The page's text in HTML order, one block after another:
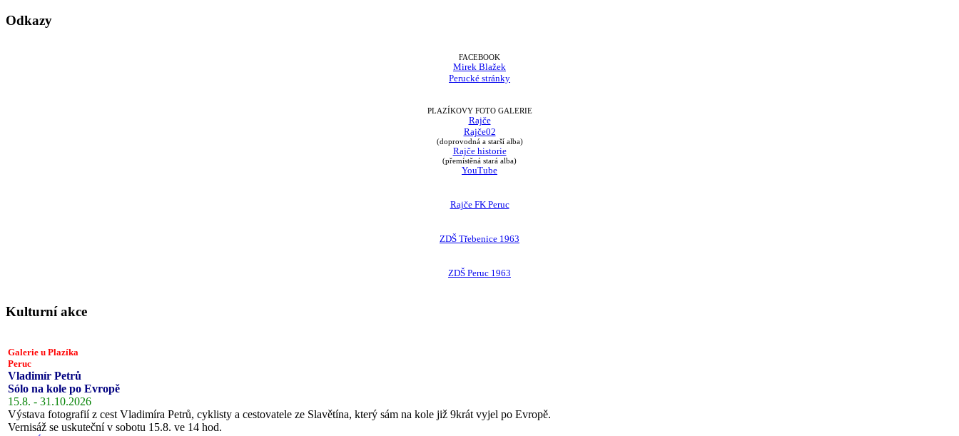
Odkazy
FACEBOOK
Mirek Blažek
Perucké stránky
PLAZÍKOVY FOTO GALERIE
Rajče
Rajče02
(doprovodná a starší alba)
Rajče historie
(přemístěná stará alba)
YouTube
Rajče FK Peruc
ZDŠ Třebenice 1963
ZDŠ Peruc 1963
Kulturní akce
Galerie u Plazíka
Peruc
Vladimír Petrů
Sólo na kole po Evropě
15.8. - 31.10.2026
Výstava fotografií z cest Vladimíra Petrů, cyklisty a cestovatele ze Slavětína, který sám na kole již 9krát vyjel po Evropě.
Vernisáž se uskuteční v sobotu 15.8. ve 14 hod.